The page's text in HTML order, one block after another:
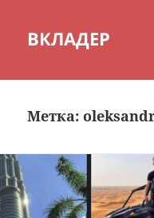
ВКЛАДЕР
Метка: